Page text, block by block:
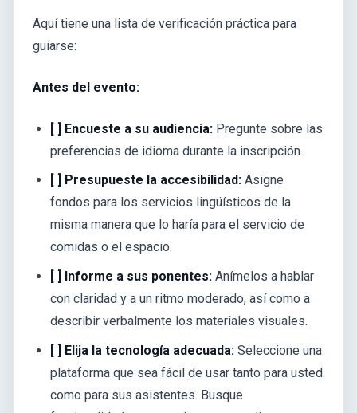
Aquí tiene una lista de verificación práctica para
guiarse:
Antes del evento:
[ ] Encueste a su audiencia: Pregunte sobre las
preferencias de idioma durante la inscripción.
[ ] Presupueste la accesibilidad: Asigne
fondos para los servicios lingüísticos de la
misma manera que lo haría para el servicio de
comidas o el espacio.
[ ] Informe a sus ponentes: Anímelos a hablar
con claridad y a un ritmo moderado, así como a
describir verbalmente los materiales visuales.
[ ] Elija la tecnología adecuada: Seleccione una
plataforma que sea fácil de usar tanto para usted
como para sus asistentes. Busque